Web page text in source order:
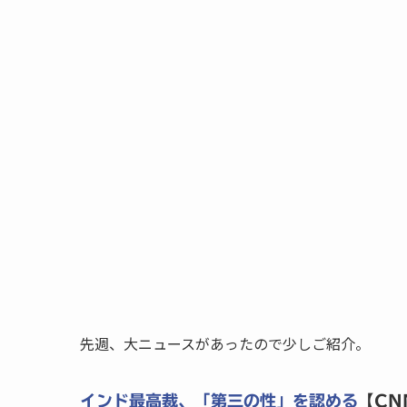
先週、大ニュースがあったので少しご紹介。
インド最高裁、「第三の性」を認める 【